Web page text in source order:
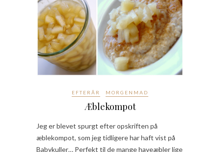
EFTERÅR MORGENMAD
Æblekompot
Jeg er blevet spurgt efter opskriften på
æblekompot, som jeg tidligere har haft vist på
Babykuller… Perfekt til de mange haveæbler lige